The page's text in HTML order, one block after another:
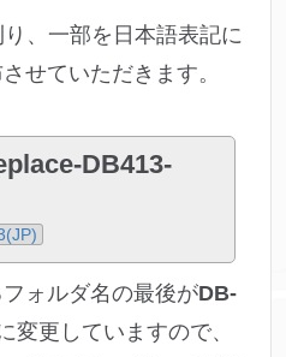
、一部を日本語表記に
せていただきます。
DB413-
ォルダ名の最後がDB-
変更していますので、